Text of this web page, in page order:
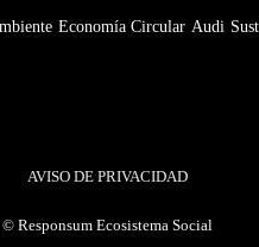
Economía Circular Audi
AVISO DE PRIVACIDAD
© Responsum Ecosistema Social